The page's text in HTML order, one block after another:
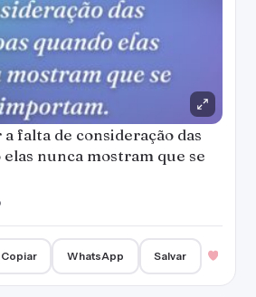
falta de consideração das
elas nunca mostram que se
Copiar WhatsApp Salvar